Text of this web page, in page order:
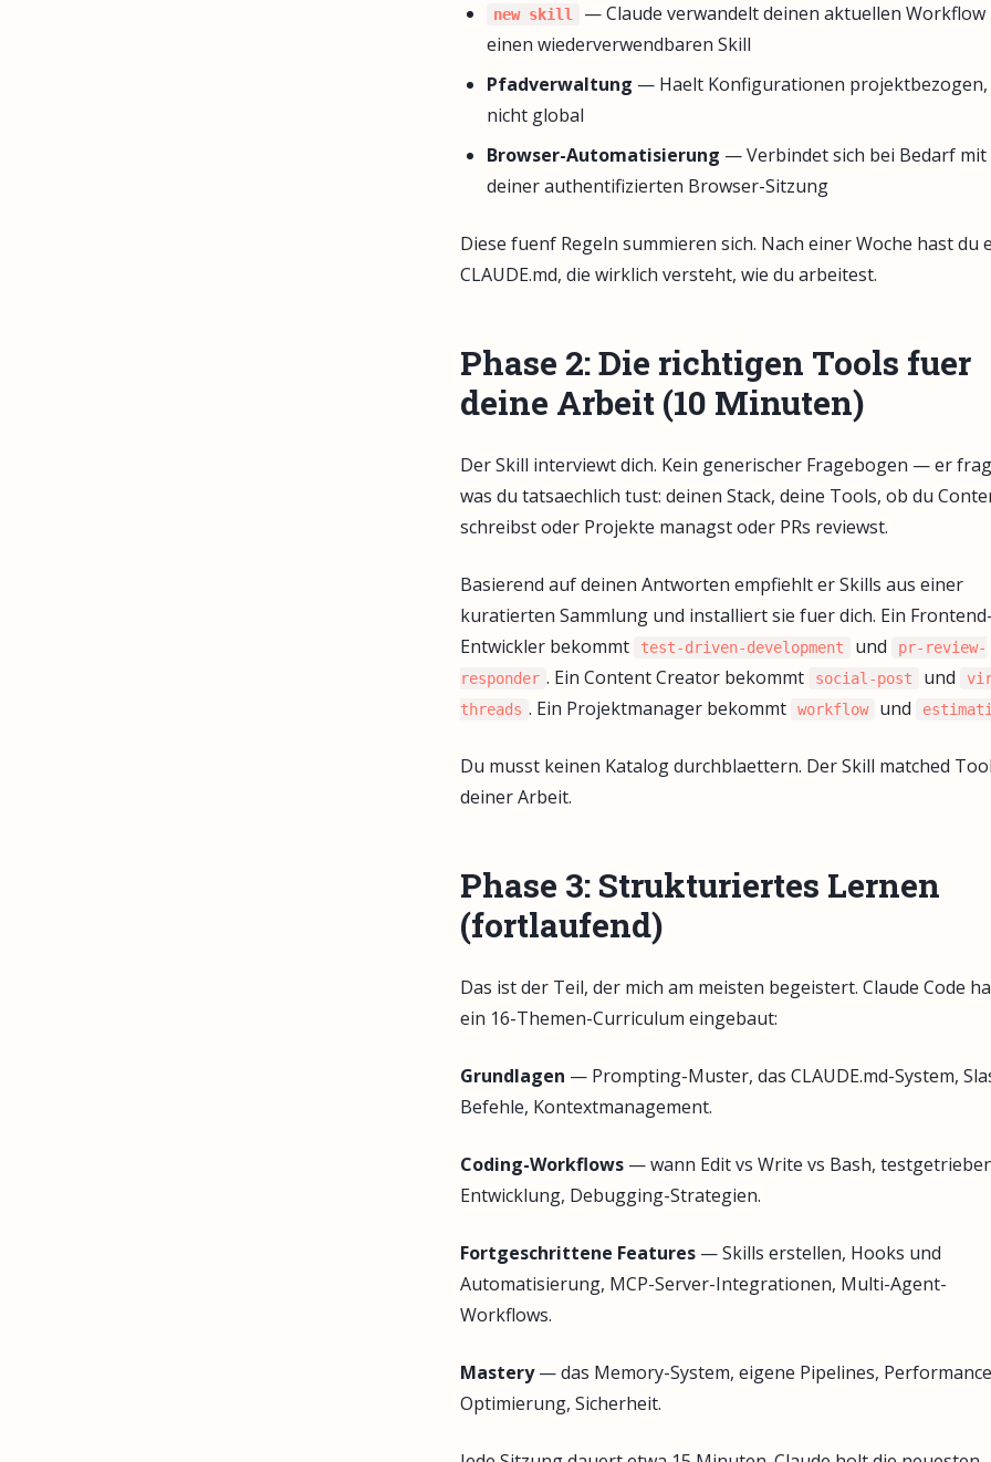
new skill
— Claude verwandelt deinen aktuellen Workflow
einen wiederverwendbaren Skill
Pfadverwaltung — Haelt Konfigurationen projektbezogen,
nicht global
Browser-Automatisierung — Verbindet sich bei Bedarf mit
deiner authentifizierten Browser-Sitzung
Diese fuenf Regeln summieren sich. Nach einer Woche hast du
CLAUDE.md, die wirklich versteht, wie du arbeitest.
Phase 2: Die richtigen Tools fuer
deine Arbeit (10 Minuten)
Der Skill interviewt dich. Kein generischer Fragebogen — er
was du tatsaechlich tust: deinen Stack, deine Tools, ob du
schreibst oder Projekte managst oder PRs reviewst.
Basierend auf deinen Antworten empfiehlt er Skills aus einer
kuratierten Sammlung und installiert sie fuer dich. Ein
Entwickler bekommt
test-driven-development und
pr-review-
responder . Ein Content Creator bekommt social-post und
threads . Ein Projektmanager bekommt workflow und
Du musst keinen Katalog durchblaettern. Der Skill matched
deiner Arbeit.
Phase 3: Strukturiertes Lernen
(fortlaufend)
Das ist der Teil, der mich am meisten begeistert. Claude Code
ein 16-Themen-Curriculum eingebaut:
Grundlagen — Prompting-Muster, das CLAUDE.md-System,
Befehle, Kontextmanagement.
Coding-Workflows — wann Edit vs Write vs Bash,
Entwicklung, Debugging-Strategien.
Fortgeschrittene Features — Skills erstellen, Hooks und
Automatisierung, MCP-Server-Integrationen, Multi-Agent-
Workflows.
Mastery— das Memory-System, eigene Pipelines,
Optimierung, Sicherheit.